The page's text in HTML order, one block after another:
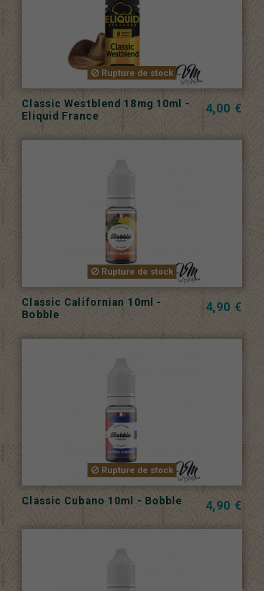
Rupture de stock
Classic Westblend 18mg 10ml -
Eliquid France
4,00 €
Rupture de stock
Classic Californian 10ml -
Bobble
4,90 €
Rupture de stock
Classic Cubano 10ml - Bobble 4,90 €